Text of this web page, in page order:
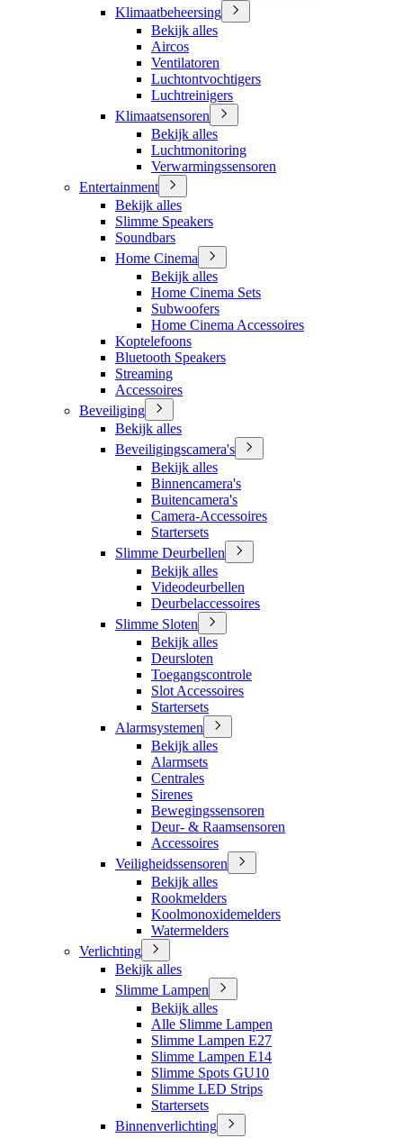
Klimaatbeheersing
Bekijk alles
Aircos
Ventilatoren
Luchtontvochtigers
Luchtreinigers
Klimaatsensoren
Bekijk alles
Luchtmonitoring
Verwarmingssensoren
Entertainment
Bekijk alles
Slimme Speakers
Soundbars
Home Cinema
Bekijk alles
Home Cinema Sets
Subwoofers
Home Cinema Accessoires
Koptelefoons
Bluetooth Speakers
Streaming
Accessoires
Beveiliging
Bekijk alles
Beveiligingscamera's
Bekijk alles
Binnencamera's
Buitencamera's
Camera-Accessoires
Startersets
Slimme Deurbellen
Bekijk alles
Videodeurbellen
Deurbelaccessoires
Slimme Sloten
Bekijk alles
Deursloten
Toegangscontrole
Slot Accessoires
Startersets
Alarmsystemen
Bekijk alles
Alarmsets
Centrales
Sirenes
Bewegingssensoren
Deur- & Raamsensoren
Accessoires
Veiligheidssensoren
Bekijk alles
Rookmelders
Koolmonoxidemelders
Watermelders
Verlichting
Bekijk alles
Slimme Lampen
Bekijk alles
Alle Slimme Lampen
Slimme Lampen E27
Slimme Lampen E14
Slimme Spots GU10
Slimme LED Strips
Startersets
Binnenverlichting